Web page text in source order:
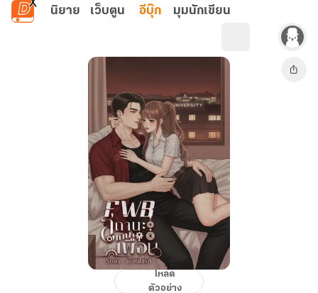
ข้ามไปยังเนื้อหาหลัก
นิยาย เว็บตูน อีบุ๊ก มุมนักเขียน
โหลด
ตัวอย่าง